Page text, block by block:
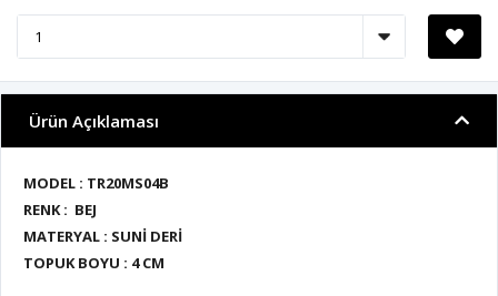
Ürün Açıklaması
MODEL : TR20MS04B
RENK : BEJ
MATERYAL : SUNİ DERİ
TOPUK BOYU : 4 CM